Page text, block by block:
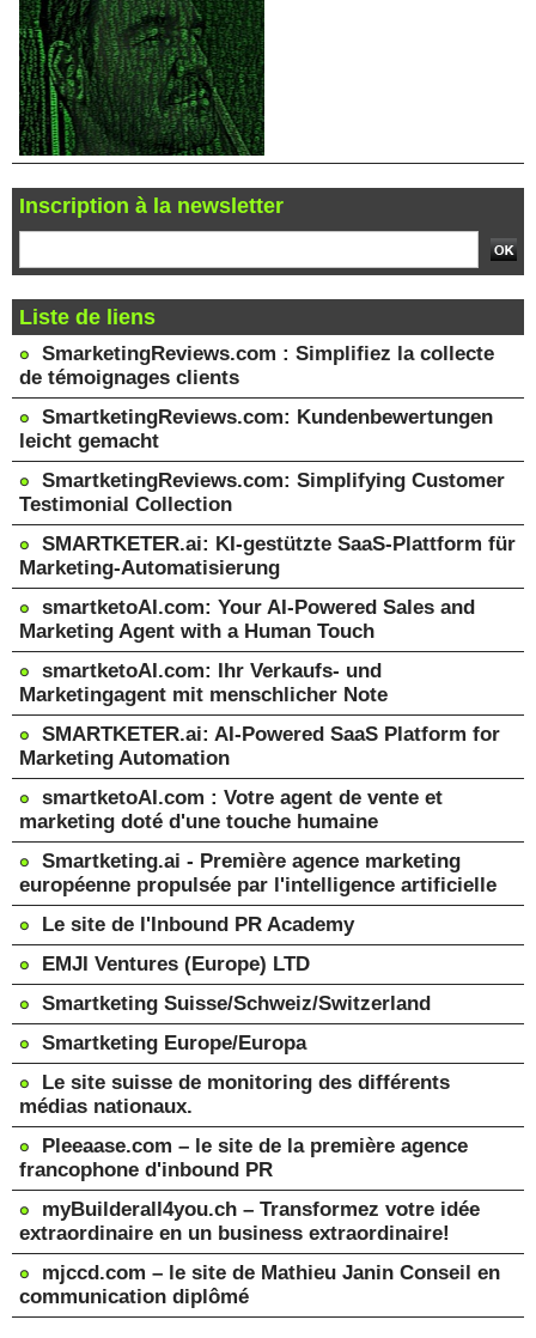
Inscription à la newsletter
Liste de liens
SmarketingReviews.com : Simplifiez la collecte
de témoignages clients
SmartketingReviews.com: Kundenbewertungen
leicht gemacht
SmartketingReviews.com: Simplifying Customer
Testimonial Collection
SMARTKETER.ai: KI-gestützte SaaS-Plattform für
Marketing-Automatisierung
smartketoAI.com: Your AI-Powered Sales and
Marketing Agent with a Human Touch
smartketoAI.com: Ihr Verkaufs- und
Marketingagent mit menschlicher Note
SMARTKETER.ai: AI-Powered SaaS Platform for
Marketing Automation
smartketoAI.com : Votre agent de vente et
marketing doté d'une touche humaine
Smartketing.ai - Première agence marketing
européenne propulsée par l'intelligence artificielle
Le site de l'Inbound PR Academy
EMJI Ventures (Europe) LTD
Smartketing Suisse/Schweiz/Switzerland
Smartketing Europe/Europa
Le site suisse de monitoring des différents
médias nationaux.
Pleeaase.com – le site de la première agence
francophone d'inbound PR
myBuilderall4you.ch – Transformez votre idée
extraordinaire en un business extraordinaire!
mjccd.com – le site de Mathieu Janin Conseil en
communication diplômé